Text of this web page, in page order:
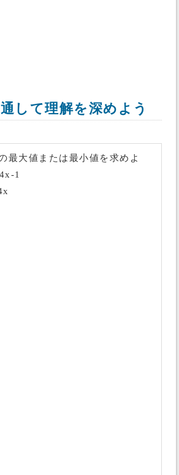
して理解を深めよう
最大値または最小値を求めよ
4x-1